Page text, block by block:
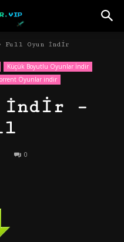
Full Oyun İndir
Küçük Boyutlu Oyunlar İndir
Oyunlar indir
İndir –
0